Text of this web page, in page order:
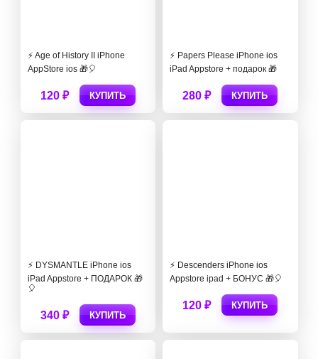
⚡️ Age of History II iPhone
AppStore ios 🎁🎈
120 ₽ КУПИТЬ
⚡️ Papers Please iPhone ios
iPad Appstore + подарок 🎁
280 ₽ КУПИТЬ
⚡️ DYSMANTLE iPhone ios
iPad Appstore + ПОДАРОК 🎁
🎈
340 ₽ КУПИТЬ
⚡️ Descenders iPhone ios
Appstore ipad + БОНУС 🎁🎈
120 ₽ КУПИТЬ